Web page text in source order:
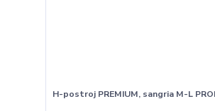
H-postroj PREMIUM, sangria M-L